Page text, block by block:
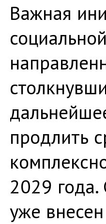
Важная
продлить
2029 года.
уже